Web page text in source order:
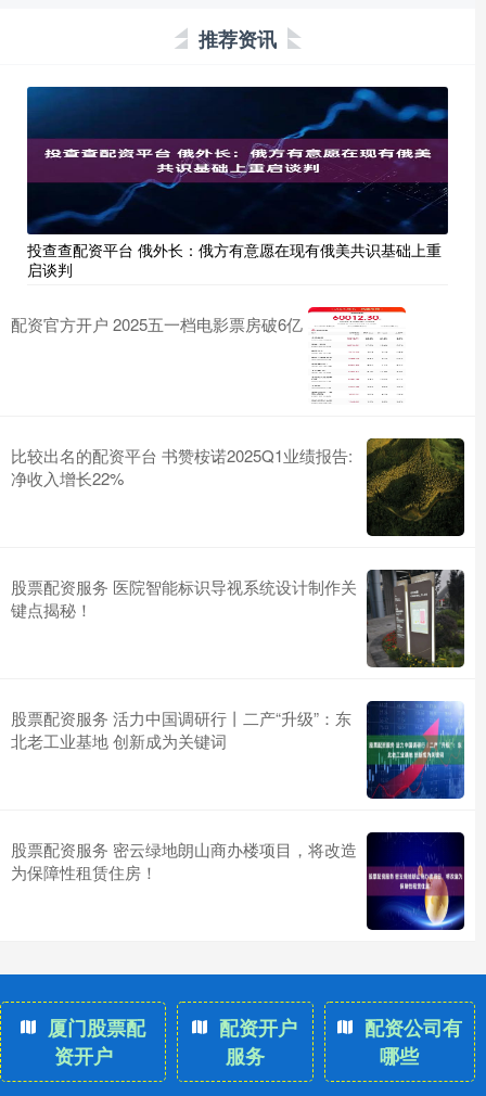
推荐资讯
投查查配资平台 俄外长：俄方有意愿在现有俄美共识基础上重
启谈判
配资官方开户 2025五一档电影票房破6亿
比较出名的配资平台 书赞桉诺2025Q1业绩报告:
净收入增长22%
股票配资服务 医院智能标识导视系统设计制作关
键点揭秘！
股票配资服务 活力中国调研行丨二产“升级”：东
北老工业基地 创新成为关键词
股票配资服务 密云绿地朗山商办楼项目，将改造
为保障性租赁住房！
厦门股票配
资开户
配资开户
服务
配资公司有
哪些